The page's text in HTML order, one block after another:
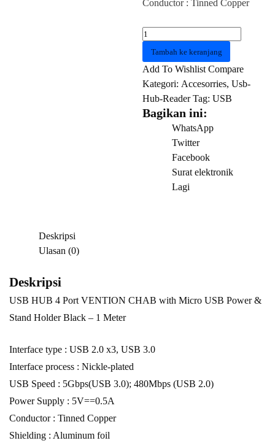
Conductor : Tinned Copper
Kuantitas
USB
HUB
VENTION
CHAB
Tambah ke keranjang
Add To Wishlist Compare
Kategori: Accesorries,Usb-
Hub-Reader Tag:USB
Bagikan ini:
WhatsApp
Twitter
Facebook
Surat elektronik
Lagi
Deskripsi
Ulasan (0)
Deskripsi
USB HUB 4 Port VENTION CHAB with Micro USB Power &
Stand Holder Black – 1 Meter
Interface type : USB 2.0 x3, USB 3.0
Interface process : Nickle-plated
USB Speed : 5Gbps(USB 3.0); 480Mbps (USB 2.0)
Power Supply : 5V==0.5A
Conductor : Tinned Copper
Shielding : Aluminum foil